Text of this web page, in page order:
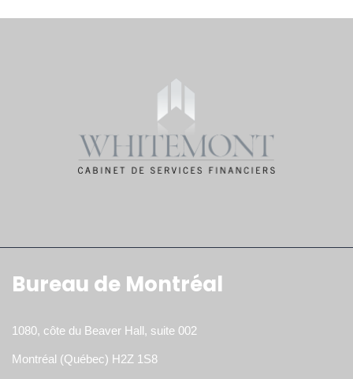
Bureau de Montréal
1080, côte du Beaver Hall, suite 002
Montréal (Québec) H2Z 1S8